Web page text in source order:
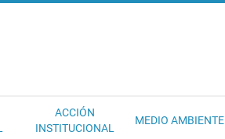
ACCIÓN
INSTITUCIONAL
MEDIO AMBIENTE